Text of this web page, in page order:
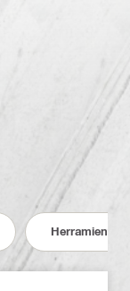
Herramientas